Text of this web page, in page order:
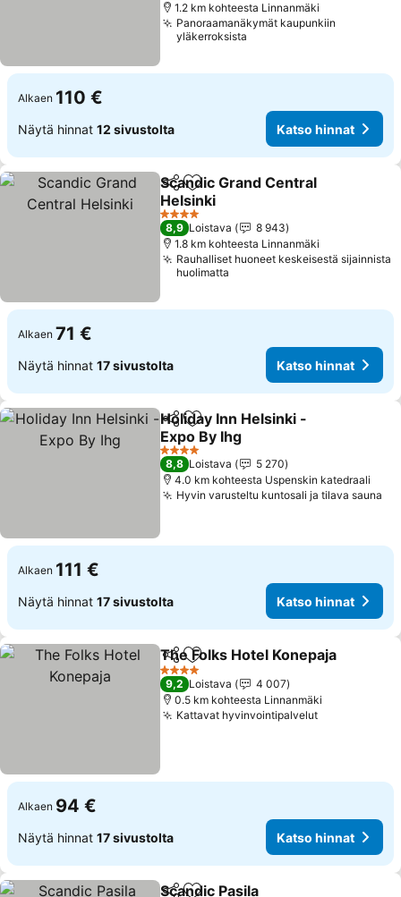
1.2 km kohteesta Linnanmäki
Panoraamanäkymät kaupunkiin
yläkerroksista
Alkaen 110 €
Näytä hinnat 12 sivustolta Katso hinnat
Jaa Lisää suosikkeihin
Scandic Grand Central
Helsinki
Katso hinnat
4 Tähtiluokitus
8,9 Loistava
8 943
1.8 km kohteesta Linnanmäki
Rauhalliset huoneet keskeisestä sijainnista
huolimatta
Alkaen 71 €
Näytä hinnat 17 sivustolta Katso hinnat
Jaa Lisää suosikkeihin
Holiday Inn Helsinki -
Expo By Ihg
Katso hinnat
4 Tähtiluokitus
8,8 Loistava
5 270
4.0 km kohteesta Uspenskin katedraali
Hyvin varusteltu kuntosali ja tilava sauna
Alkaen 111 €
Näytä hinnat 17 sivustolta Katso hinnat
Jaa Lisää suosikkeihin
The Folks Hotel Konepaja
4 Tähtiluokitus
9,2 Loistava
4 007
0.5 km kohteesta Linnanmäki
Kattavat hyvinvointipalvelutKatso hinnat
Alkaen 94 €
Näytä hinnat 17 sivustolta Katso hinnat
Scandic Pasila